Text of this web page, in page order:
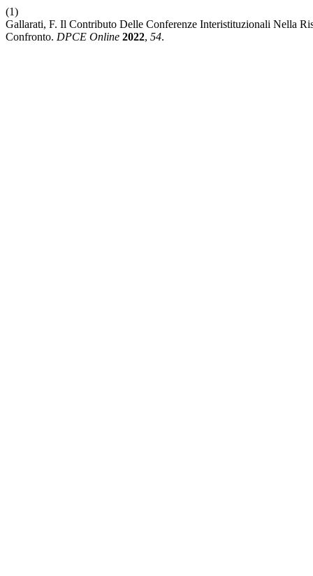
(1)
Gallarati, F. Il Contributo Delle Conferenze Interistituzionali Nella
Confronto. DPCE Online 2022, 54.